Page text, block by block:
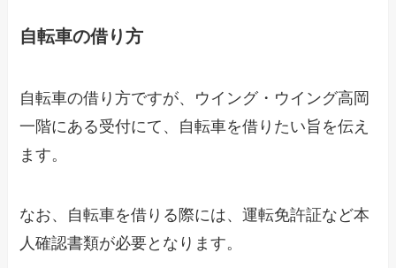
自転車の借り方
自転車の借り方ですが、ウイング・ウイング高岡
一階にある受付にて、自転車を借りたい旨を伝え
ます。
なお、自転車を借りる際には、運転免許証など本
人確認書類が必要となります。